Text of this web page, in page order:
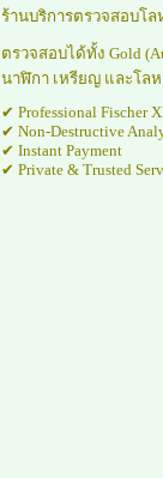
ร้านบริการตรวจสอบโล
ตรวจสอบได้ทั้ง Gold
นาฬิกา เหรียญ และโล
✔ Professional Fischer
✔ Non-Destructive
✔ Instant Payment
✔ Private & Trusted